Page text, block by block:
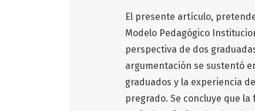
El presente artículo,
Modelo Pedagógico
perspectiva de dos
argumentación se sustentó
graduados y la experiencia
pregrado. Se concluye que